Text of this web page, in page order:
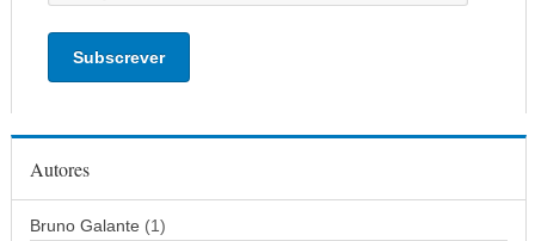
n
d
o
d
e
Autores
Bruno Galante (1)